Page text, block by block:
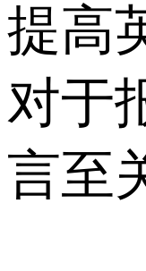
提高
对于
言至